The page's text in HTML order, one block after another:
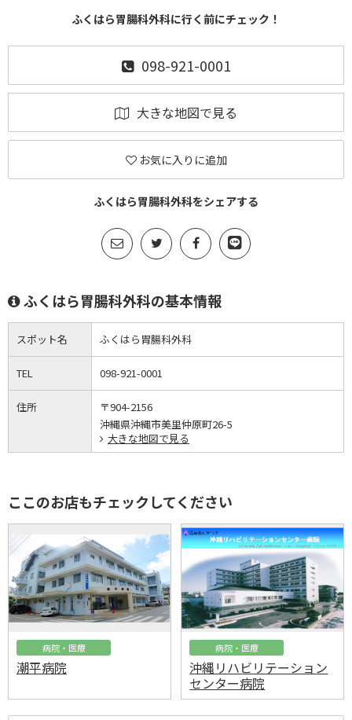
ふくはら胃腸科外科に行く前にチェック！
098-921-0001
大きな地図で見る
お気に入りに追加
ふくはら胃腸科外科をシェアする
ふくはら胃腸科外科の基本情報
スポット名 ふくはら胃腸科外科
TEL 098-921-0001
住所
〒904-2156
沖縄県沖縄市美里仲原町26-5
大きな地図で見る
ここのお店もチェックしてください
病院・医療
潮平病院
病院・医療
沖縄リハビリテーション
センター病院